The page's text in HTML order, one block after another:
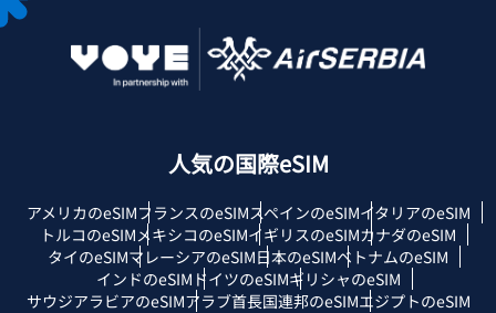
人気の国際eSIM
アメリカのeSIMフランスのeSIMスペインのeSIMイタリアのeSIM
トルコのeSIM メキシコのeSIMイギリスのeSIMカナダのeSIM
タイのeSIMマレーシアのeSIM日本のeSIMベトナムのeSIM
インドのeSIM ドイツのeSIMギリシャのeSIM
サウジアラビアのeSIMアラブ首長国連邦のeSIMエジプトのeSIM